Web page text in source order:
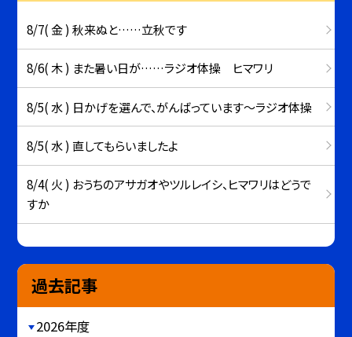
8/7( 金 ) 秋来ぬと……立秋です
8/6( 木 ) また暑い日が……ラジオ体操 ヒマワリ
8/5( 水 ) 日かげを選んで、がんばっています～ラジオ体操
8/5( 水 ) 直してもらいましたよ
8/4( 火 ) おうちのアサガオやツルレイシ、ヒマワリはどうで
すか
過去記事
2026年度